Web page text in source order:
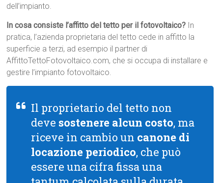
dell’impianto.
In cosa consiste l’affitto del tetto per il fotovoltaico? In
pratica, l’azienda proprietaria del tetto cede in affitto la
superficie a terzi, ad esempio il partner di
AffittoTettoFotovoltaico.com, che si occupa di installare e
gestire l’impianto fotovoltaico.
Il proprietario del tetto non
deve sostenere alcun costo, ma
riceve in cambio un canone di
locazione periodico, che può
essere una cifra fissa una